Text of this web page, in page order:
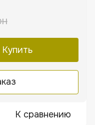
Купить
К сравнению